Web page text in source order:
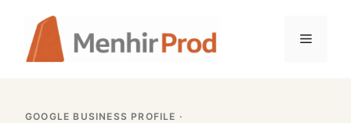
contenu
Menu
GOOGLE BUSINESS PROFILE ·